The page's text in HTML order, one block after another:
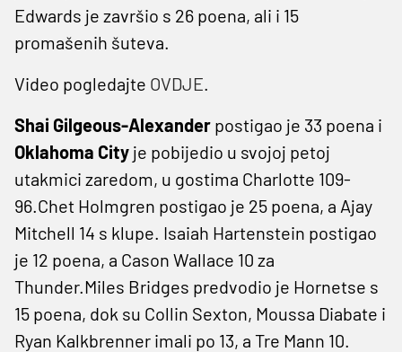
Edwards je završio s 26 poena, ali i 15
promašenih šuteva.
Video pogledajte OVDJE.
Shai Gilgeous-Alexander postigao je 33 poena i
Oklahoma City je pobijedio u svojoj petoj
utakmici zaredom, u gostima Charlotte 109-
96.Chet Holmgren postigao je 25 poena, a Ajay
Mitchell 14 s klupe. Isaiah Hartenstein postigao
je 12 poena, a Cason Wallace 10 za
Thunder.Miles Bridges predvodio je Hornetse s
15 poena, dok su Collin Sexton, Moussa Diabate i
Ryan Kalkbrenner imali po 13, a Tre Mann 10.